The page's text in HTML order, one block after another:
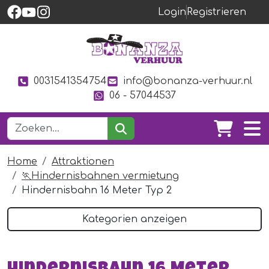
Login Registrieren
0031541354754
info@bonanza-verhuur.nl
06 - 57044537
Home
Attraktionen
🏃Hindernisbahnen vermietung
Hindernisbahn 16 Meter Typ 2
Kategorien anzeigen